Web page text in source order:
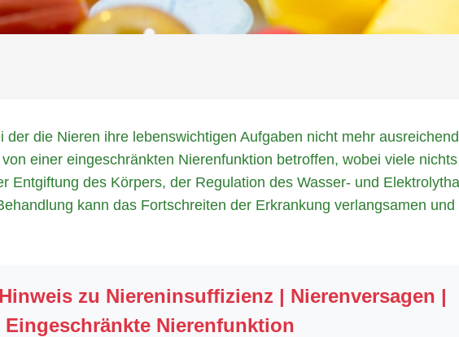
die Nieren ihre lebenswichtigen Aufgaben nicht mehr
einer eingeschränkten Nierenfunktion betroffen, wobei viele
Entgiftung des Körpers, der Regulation des Wasser- und
kann das Fortschreiten der Erkrankung verlangsamen
zu Niereninsuffizienz | Nierenversagen |
Eingeschränkte Nierenfunktion